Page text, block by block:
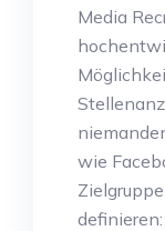
Media
wie
definieren: